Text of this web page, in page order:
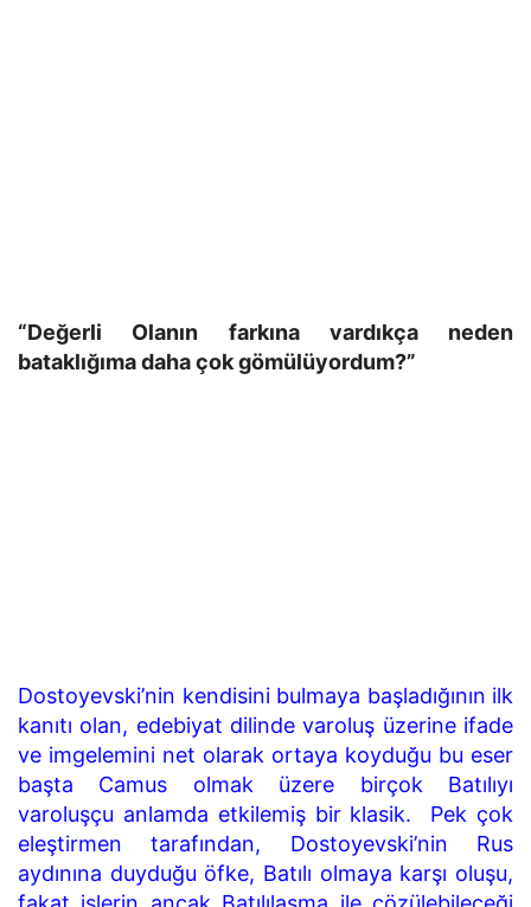
“Değerli Olanın farkına vardıkça neden
bataklığıma daha çok gömülüyordum?”
Dostoyevski’nin kendisini bulmaya başladığının ilk
kanıtı olan, edebiyat dilinde varoluş üzerine ifade
ve imgelemini net olarak ortaya koyduğu bu eser
başta Camus olmak üzere birçok Batılıyı
varoluşçu anlamda etkilemiş bir klasik.
Pek çok
eleştirmen tarafından, Dostoyevski’nin Rus
aydınına duyduğu öfke, Batılı olmaya karşı oluşu,